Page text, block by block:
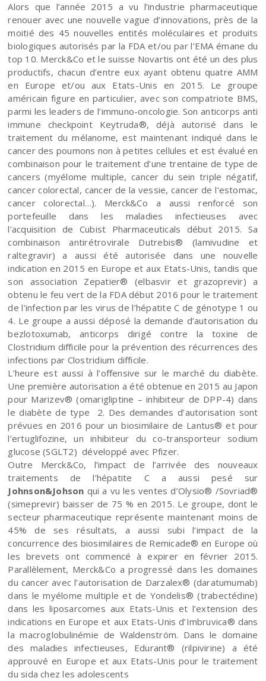
Alors que l’année 2015 a vu l’industrie pharmaceutique
renouer avec une nouvelle vague d’innovations, près de la
moitié des 45 nouvelles entités moléculaires et produits
biologiques autorisés par la FDA et/ou par l’EMA émane du
top 10. Merck&Co et le suisse Novartis ont été un des plus
productifs, chacun d’entre eux ayant obtenu quatre AMM
en Europe et/ou aux Etats-Unis en 2015. Le groupe
américain figure en particulier, avec son compatriote BMS,
parmi les leaders de l’immuno-oncologie. Son anticorps anti
immune checkpoint Keytruda®, déjà autorisé dans le
traitement du mélanome, est maintenant indiqué dans le
cancer des poumons non à petites cellules et est évalué en
combinaison pour le traitement d’une trentaine de type de
cancers (myélome multiple, cancer du sein triple négatif,
cancer colorectal, cancer de la vessie, cancer de l’estomac,
cancer colorectal…). Merck&Co a aussi renforcé son
portefeuille dans les maladies infectieuses avec
l’acquisition de Cubist Pharmaceuticals début 2015. Sa
combinaison antirétrovirale Dutrebis® (lamivudine et
raltegravir) a aussi été autorisée dans une nouvelle
indication en 2015 en Europe et aux Etats-Unis, tandis que
son association Zepatier® (elbasvir et grazoprevir) a
obtenu le feu vert de la FDA début 2016 pour le traitement
de l’infection par les virus de l’hépatite C de génotype 1 ou
4. Le groupe a aussi déposé la demande d’autorisation du
bezlotoxumab, anticorps dirigé contre la toxine de
Clostridium difficile pour la prévention des récurrences des
infections par Clostridium difficile.
L’heure est aussi à l’offensive sur le marché du diabète.
Une première autorisation a été obtenue en 2015 au Japon
pour Marizev® (omarigliptine – inhibiteur de DPP-4) dans
le diabète de type 2. Des demandes d’autorisation sont
prévues en 2016 pour un biosimilaire de Lantus® et pour
l’ertuglifozine, un inhibiteur du co-transporteur sodium
glucose (SGLT2) développé avec Pfizer.
Outre Merck&Co, l’impact de l’arrivée des nouveaux
traitements de l’hépatite C a aussi pesé sur
Johnson&Johson qui a vu les ventes d’Olysio® /Sovriad®
(simeprevir) baisser de 75 % en 2015. Le groupe, dont le
secteur pharmaceutique représente maintenant moins de
45% de ses résultats, a aussi subi l’impact de la
concurrence des biosimilaires de Remicade® en Europe où
les brevets ont commencé à expirer en février 2015.
Parallèlement, Merck&Co a progressé dans les domaines
du cancer avec l’autorisation de Darzalex® (daratumumab)
dans le myélome multiple et de Yondelis® (trabectédine)
dans les liposarcomes aux Etats-Unis et l’extension des
indications en Europe et aux Etats-Unis d’Imbruvica® dans
la macroglobulinémie de Waldenström. Dans le domaine
des maladies infectieuses, Edurant® (rilpivirine) a été
approuvé en Europe et aux Etats-Unis pour le traitement
du sida chez les adolescents